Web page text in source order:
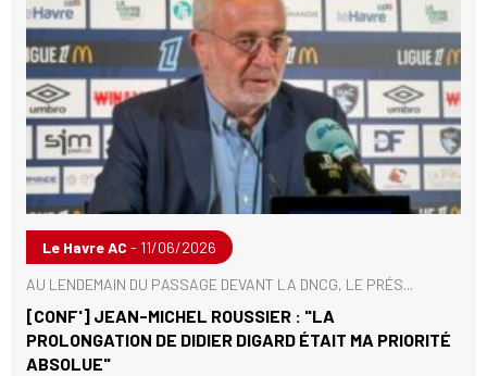
Le Havre AC - 11/06/2026
AU LENDEMAIN DU PASSAGE DEVANT LA DNCG, LE PRÉS...
[CONF'] JEAN-MICHEL ROUSSIER : "LA
PROLONGATION DE DIDIER DIGARD ÉTAIT MA PRIORITÉ
ABSOLUE"